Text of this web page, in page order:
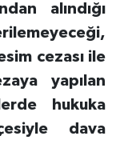
alındığı
cezası ile
yapılan
hukuka
dava